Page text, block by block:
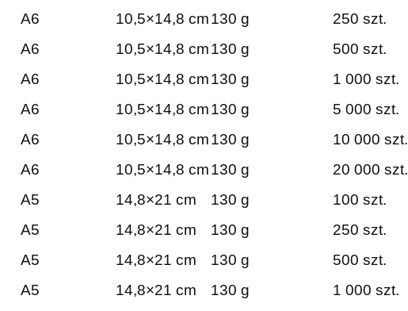
A6 10,5×14,8 cm130 g 250 szt.
A6 10,5×14,8 cm130 g 500 szt.
A6 10,5×14,8 cm130 g 1 000 szt.
A6 10,5×14,8 cm130 g 5 000 szt.
A6 10,5×14,8 cm130 g 10 000 szt.
A6 10,5×14,8 cm130 g 20 000 szt.
A5 14,8×21 cm 130 g 100 szt.
A5 14,8×21 cm 130 g 250 szt.
A5 14,8×21 cm 130 g 500 szt.
A5 14,8×21 cm 130 g 1 000 szt.